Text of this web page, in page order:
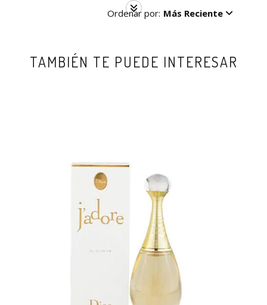
Ordenar por: Más Reciente
TAMBIÉN TE PUEDE INTERESAR